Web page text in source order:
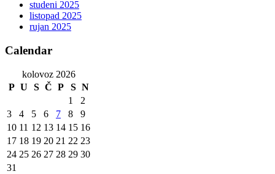
studeni 2025
listopad 2025
rujan 2025
Calendar
kolovoz 2026
P U S Č P S N
1
2
3
4 5 6 7 8
9
10 11 12 13 14 15 16
17 18 19 20 21 22 23
24 25 26 27 28 29 30
31